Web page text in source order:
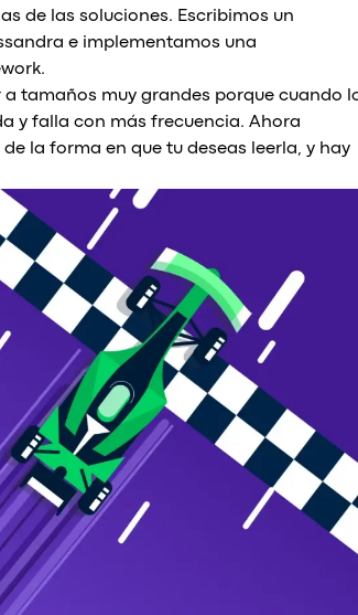
de las soluciones. Escribimos un
e implementamos una
tamaños muy grandes porque cuando
y falla con más frecuencia. Ahora
la forma en que tu deseas leerla, y hay